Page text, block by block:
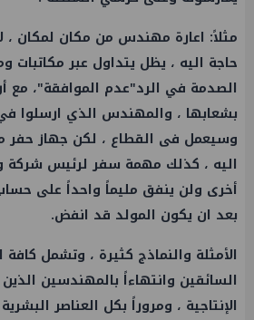
مثلاً: اعارة مهندس من مكان لمكان ،
حاجة اليه ، يظل يتداول عبر مكاتبات
الصدمة في الرد"عدم الموافقة"، مع
بشعابها ، والمهندس الذي ارسلوا
وسيعمل فى القطاع ، لكن جهاز حفر
اليه ، كذلك مهمة سفر لرئيس
أخرى ولن ينفق مليماً واحداً على
بعد ان يكون المولد قد انفض.
الأمثلة والنماذج كثيرة ، وتشمل كافة
السائقين وانتهاءاً بالمهندسين
الإنتاجية ، ومروراً بكل العناصر